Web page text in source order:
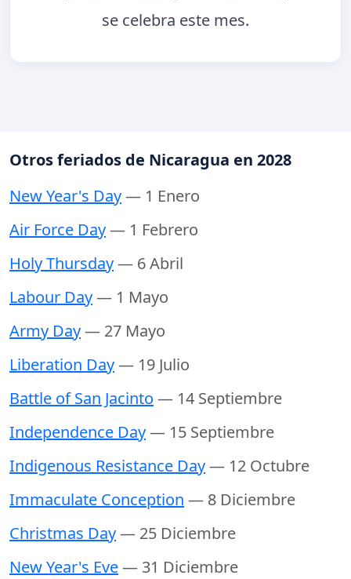
se celebra este mes.
Otros feriados de Nicaragua en 2028
New Year's Day— 1 Enero
Air Force Day— 1 Febrero
Holy Thursday— 6 Abril
Labour Day— 1 Mayo
Army Day— 27 Mayo
Liberation Day— 19 Julio
Battle of San Jacinto — 14 Septiembre
Independence Day— 15 Septiembre
Indigenous Resistance Day— 12 Octubre
Immaculate Conception — 8 Diciembre
Christmas Day— 25 Diciembre
New Year's Eve— 31 Diciembre